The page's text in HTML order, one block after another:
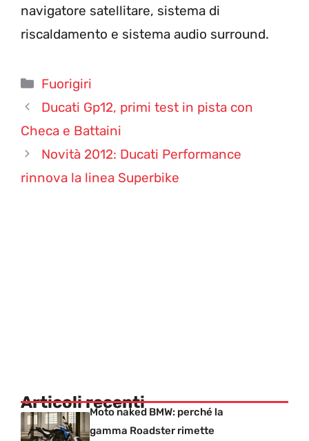
navigatore satellitare, sistema di
riscaldamento e sistema audio surround.
Categorie
Fuorigiri
Ducati Gp12, primi test in pista con
Checa e Battaini
Novità 2012: Ducati Performance
rinnova la linea Superbike
Articoli recentiMoto naked BMW: perché la
gamma Roadster rimette